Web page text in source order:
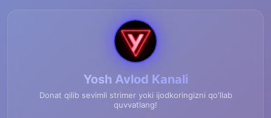
Yosh Avlod Kanali
Donat qilib sevimli strimer yoki ijodkoringizni qo'llab
quvvatlang!